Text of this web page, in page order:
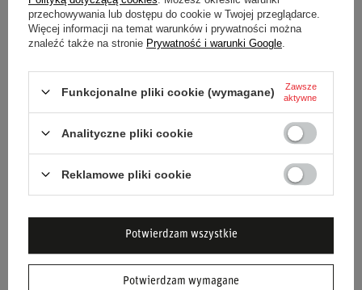
Kolor Niebieski
Płeć Unisex
Materiał Bawełna
przechowywania lub dostępu do cookie w Twojej przeglądarce.
Więcej informacji na temat warunków i prywatności można
znaleźć także na stronie Prywatność i warunki Google
Funkcjonalne pliki cookie (wymagane)
Zawsze
aktywne
Analityczne pliki cookie
Reklamowe pliki cookie
Potwierdzam wymagane
Potwierdzam wszystkie